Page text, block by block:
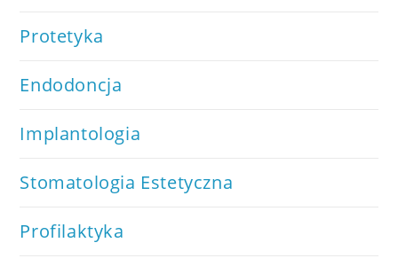
Protetyka
Endodoncja
Implantologia
Stomatologia Estetyczna
Profilaktyka